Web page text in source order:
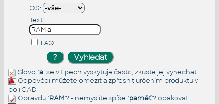
OS:
Text:
FAQ
Slovo "a" se v tipech vyskytuje často, zkuste jej vynechat
Odpovědi můžete omezit a zpřesnit určením produktu v
poli CAD
Opravdu "RAM"? - nemyslíte spíše "paměť"?opakovat